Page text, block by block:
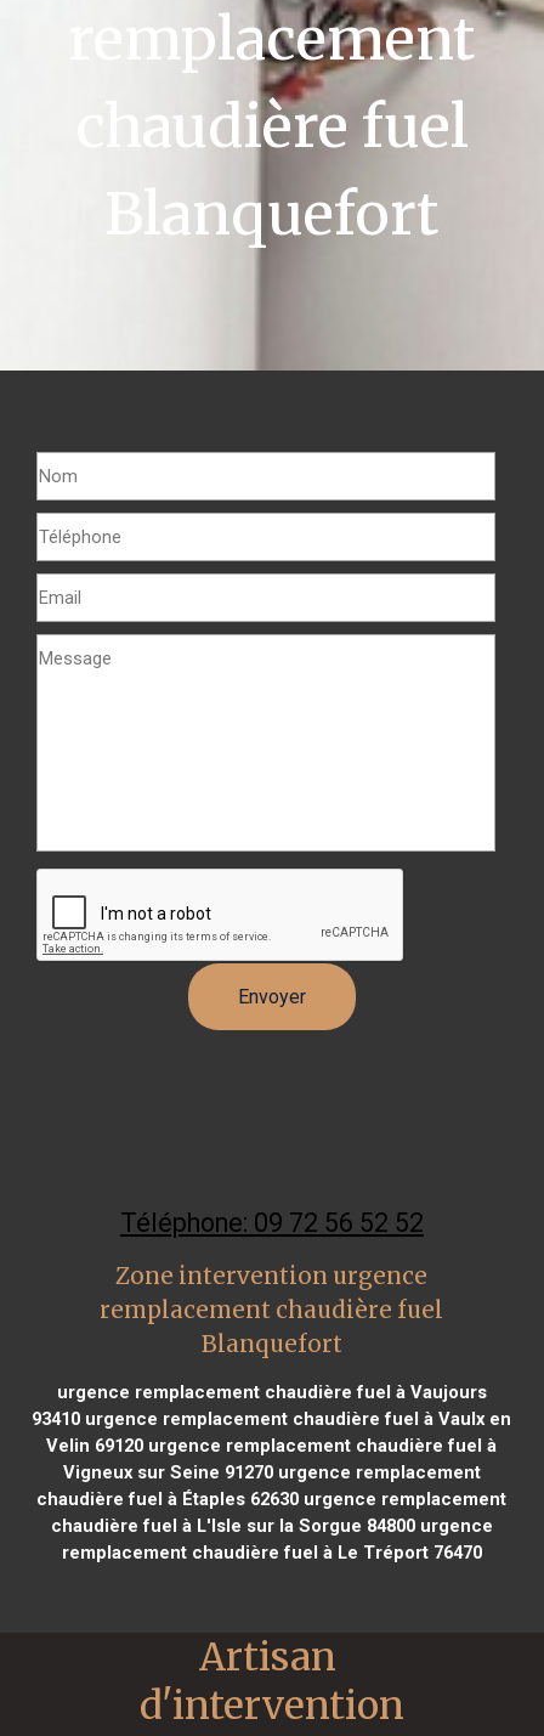
remplacement
chaudière fuel
Blanquefort
Téléphone: 09 72 56 52 52
Zone intervention urgence
remplacement chaudière fuel
Blanquefort
urgence remplacement chaudière fuel à Vaujours
93410 urgence remplacement chaudière fuel à Vaulx en
Velin 69120 urgence remplacement chaudière fuel à
Vigneux sur Seine 91270urgence remplacement
chaudière fuel à Étaples 62630 urgence remplacement
chaudière fuel à L'Isle sur la Sorgue 84800urgence
remplacement chaudière fuel à Le Tréport 76470
Artisan
d'intervention